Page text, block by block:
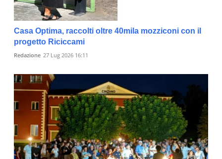
Casa Optima, raccolti oltre 40mila mozziconi con il
progetto Riciccami
Redazione 27 Lug 2026 16:11